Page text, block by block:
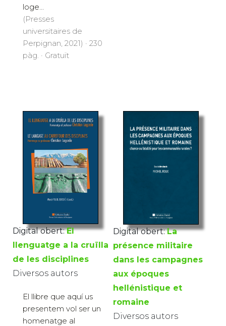
loge...
(Presses
universitaires de
Perpignan, 2021) · 230
pàg. · Gratuït
Digital obert: El
llenguatge a la cruïlla
de les disciplines
Diversos autors
El llibre que aquí us
presentem vol ser un
homenatge al
Digital obert: La
présence militaire
dans les campagnes
aux époques
hellénistique et
romaine
Diversos autors